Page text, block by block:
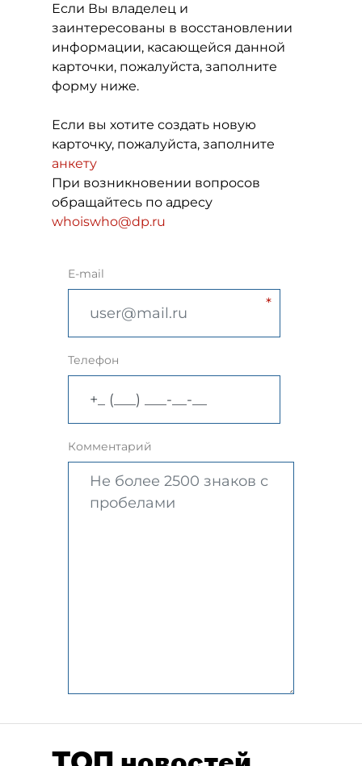
Если Вы владелец и
заинтересованы в восстановлении
информации, касающейся данной
карточки, пожалуйста, заполните
форму ниже.
Если вы хотите создать новую
карточку, пожалуйста, заполните
анкету
При возникновении вопросов
обращайтесь по адресу
whoiswho@dp.ru
E-mail
Телефон
Комментарий